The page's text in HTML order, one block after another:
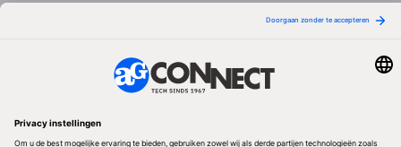
Adverteren
Volg ons